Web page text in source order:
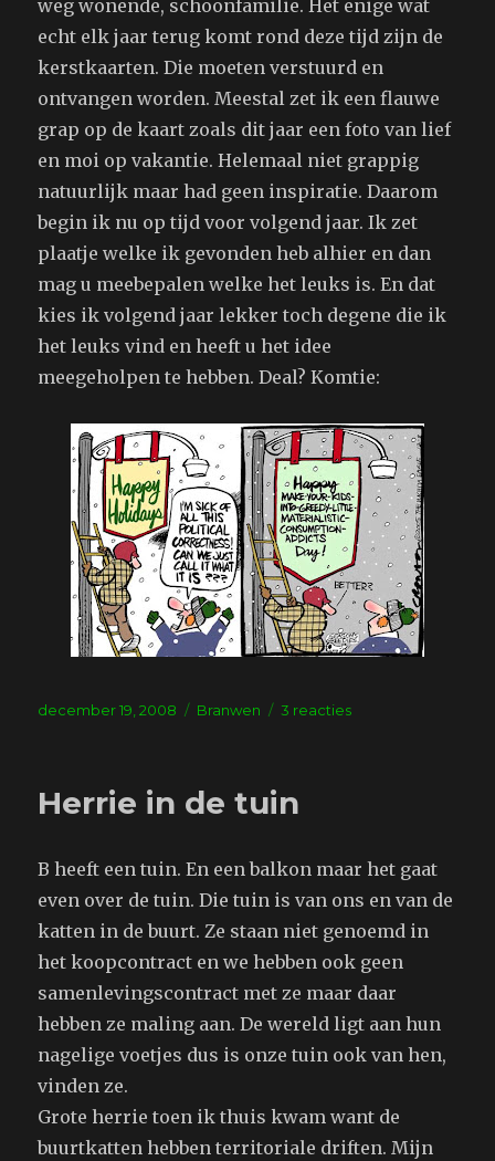
weg wonende, schoonfamilie. Het enige wat
echt elk jaar terug komt rond deze tijd zijn de
kerstkaarten. Die moeten verstuurd en
ontvangen worden. Meestal zet ik een flauwe
grap op de kaart zoals dit jaar een foto van lief
en moi op vakantie. Helemaal niet grappig
natuurlijk maar had geen inspiratie. Daarom
begin ik nu op tijd voor volgend jaar. Ik zet
plaatje welke ik gevonden heb alhier en dan
mag u meebepalen welke het leuks is. En dat
kies ik volgend jaar lekker toch degene die ik
het leuks vind en heeft u het idee
meegeholpen te hebben. Deal? Komtie:
Geplaatst
december 19, 2008 Tags
Branwen 3 reactiesop
Herrie in de tuin
B heeft een tuin. En een balkon maar het gaat
even over de tuin. Die tuin is van ons en van de
katten in de buurt. Ze staan niet genoemd in
het koopcontract en we hebben ook geen
samenlevingscontract met ze maar daar
hebben ze maling aan. De wereld ligt aan hun
nagelige voetjes dus is onze tuin ook van hen,
vinden ze.
Grote herrie toen ik thuis kwam want de
buurtkatten hebben territoriale driften. Mijn